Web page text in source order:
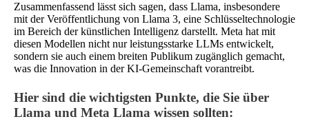
Zusammenfassend lässt sich sagen, dass Llama, insbesondere
mit der Veröffentlichung von Llama 3, eine Schlüsseltechnologie
im Bereich der künstlichen Intelligenz darstellt. Meta hat mit
diesen Modellen nicht nur leistungsstarke LLMs entwickelt,
sondern sie auch einem breiten Publikum zugänglich gemacht,
was die Innovation in der KI-Gemeinschaft vorantreibt.
Hier sind die wichtigsten Punkte, die Sie über
Llama und Meta Llama wissen sollten: